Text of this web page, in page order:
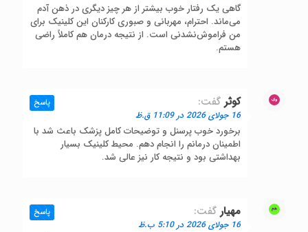
گاهی یک رفتار خوب بیشتر از هر چیز دیگری در ذهن آدم
می‌ماند. احترام، مهربانی و صبوری کارکنان این کلینیک برای
من فراموش‌نشدنی است. از نتیجه درمان هم کاملاً راضی
هستم.
کوثر گفت:
16 جولای 2026 در 11:09 ق.ظ
برخورد خوب پرسنل و توضیحات کامل پزشک باعث شد با
اطمینان درمانم را انجام دهم. محیط کلینیک بسیار
بهداشتی بود و نتیجه کار نیز عالی شد.
پاسخ
مهیار گفت:
16 جولای 2026 در 5:10 ب.ظ
پاسخ